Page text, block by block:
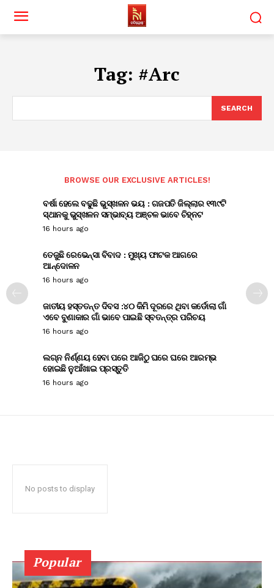
Tag: #Arc
SEARCH
BROWSE OUR EXCLUSIVE ARTICLES!
ବର୍ଷା ହେଲେ ବଢୁଛି ଭୁସ୍ଖଳନ ଭୟ : ଗଜପତି ଜିଲ୍ଲାର ୧୩୯ଟି
ସ୍ଥାନକୁ ଭୁସ୍ଖଳନ ସମ୍ଭାବ୍ୟ ଅଞ୍ଚଳ ଭାବେ ଚିହ୍ନଟ
16 hours ago
ତେଜୁଛି ରେଭେନ୍ସା ବିବାଦ : ମୁଖ୍ୟ ଫାଟକ ଆଗରେ
ଆନ୍ଦୋଳନ
16 hours ago
ଜାତୀୟ ହସ୍ତତନ୍ତ ଦିବସ :୪୦ କିମି ଦୂରରେ ଥିବା କର୍ଡୋଲା ଗାଁ
ଏବେ ବୁଣାକାର ଗାଁ ଭାବେ ପାଇଛି ସ୍ବତନ୍ତ୍ର ପରିଚୟ
16 hours ago
ଲଗ୍ନ ନିର୍ଣ୍ଣୟ ହେବା ପରେ ଆଜିଠୁ ଘରେ ଘରେ ଆରମ୍ଭ
ହୋଇଛି ନୁଆଁଖାଇ ପ୍ରସ୍ତୁତି
16 hours ago
No posts to display
Popular